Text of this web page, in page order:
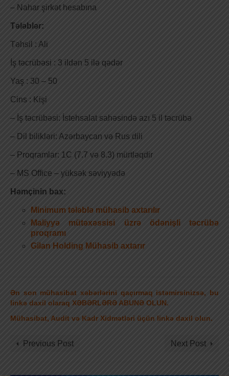
– Nahar şirkət hesabına
Tələblər:
Təhsil : Ali
İş təcrübəsi : 3 ildən 5 ilə qədər
Yaş : 30 – 50
Cins : Kişi
– İş təcrübəsi: İstehsalat sahəsində azı 5 il təcrübə
– Dil bilikləri: Azərbaycan və Rus dili
– Proqramlar: 1C (7.7 və 8.3) mürtləqdir
– MS Office – yüksək səviyyədə
Həmçinin bax:
Minimum tələblə mühasib axtarılır
Maliyyə mütəxəssisi üzrə ödənişli təcrübə
proqramı
Gilan Holding Mühasib axtarır
Ən son mühasibat xəbərlərini qaçırmaq istəmirsinizsə, bu
linkə daxil olaraq XƏBƏRLƏRƏ ABUNƏ OLUN.
Mühasibat, Audit və Kadr Xidmətləri üçün linkə daxil olun.
Previous Post Next Post